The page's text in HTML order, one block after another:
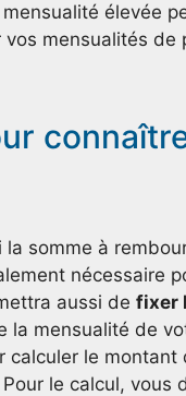
élevée
mensualités
somme à
nécessaire
aussi de fixer
la mensualité de
le montant
le calcul, vous